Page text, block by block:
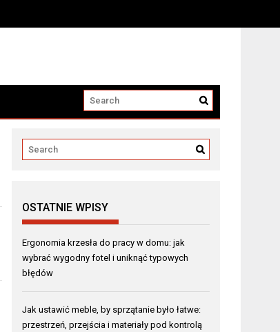
OSTATNIE WPISY
Ergonomia krzesła do pracy w domu: jak
wybrać wygodny fotel i uniknąć typowych
błędów
Jak ustawić meble, by sprzątanie było łatwe:
przestrzeń, przejścia i materiały pod kontrolą